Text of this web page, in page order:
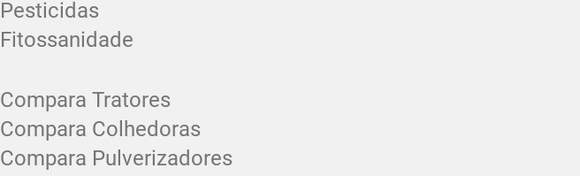
Pesticidas
Fitossanidade
Compara Tratores
Compara Colhedoras
Compara Pulverizadores